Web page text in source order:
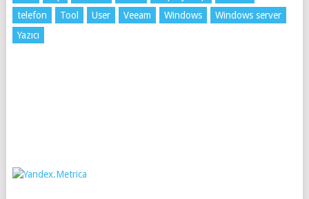
telefon
Tool User Veeam Windows
Windows server
Yazıcı